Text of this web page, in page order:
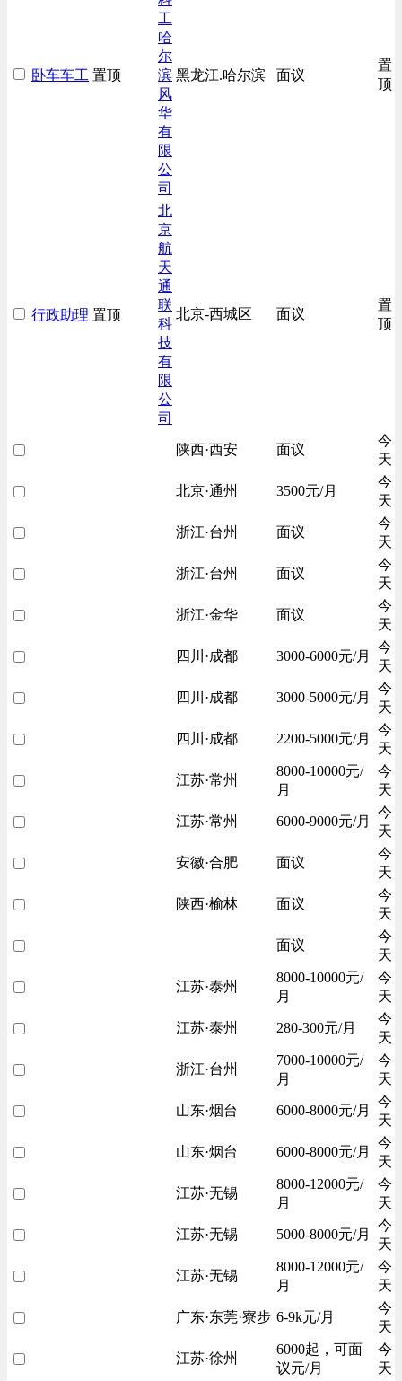
卧车车工 置顶
工
哈
尔
滨
风
华
有
限
公
司
黑龙江.哈尔滨 面议
置
顶
行政助理 置顶
北
京
航
天
通
联
科
技
有
限
公
司
北京-西城区 面议
置
顶
陕西·西安 面议
今
天
北京·通州 3500元/月
今
天
浙江·台州 面议
今
天
浙江·台州 面议
今
天
浙江·金华 面议
今
天
四川·成都 3000-6000元/月
今
天
四川·成都 3000-5000元/月
今
天
四川·成都 2200-5000元/月
今
天
江苏·常州
8000-10000元/
月
今
天
江苏·常州 6000-9000元/月
今
天
安徽·合肥 面议
今
天
陕西·榆林 面议
今
天
面议
今
天
江苏·泰州
8000-10000元/
月
今
天
江苏·泰州 280-300元/月
今
天
浙江·台州
7000-10000元/
月
今
天
山东·烟台 6000-8000元/月
今
天
山东·烟台 6000-8000元/月
今
天
江苏·无锡
8000-12000元/
月
今
天
江苏·无锡 5000-8000元/月
今
天
江苏·无锡
8000-12000元/
月
今
天
广东·东莞·寮步 6-9k元/月
今
天
江苏·徐州
6000起，可面
议元/月
今
天